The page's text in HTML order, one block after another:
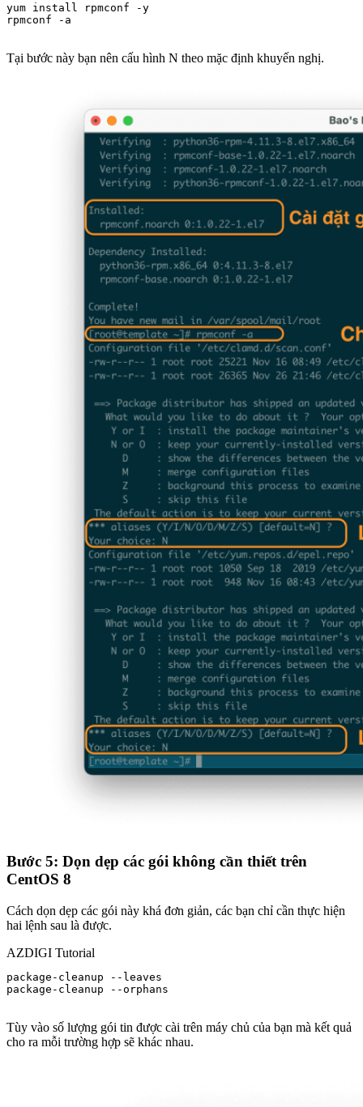
yum install rpmconf -y
rpmconf -a
Tại bước này bạn nên cấu hình N theo mặc định khuyến nghị.
Bước 5: Dọn dẹp các gói không cần thiết trên
CentOS 8
Cách dọn dẹp các gói này khá đơn giản, các bạn chỉ cần thực hiện
hai lệnh sau là được.
AZDIGI Tutorial
package-cleanup --leaves
package-cleanup --orphans
Tùy vào số lượng gói tin được cài trên máy chủ của bạn mà kết quả
cho ra mỗi trường hợp sẽ khác nhau.